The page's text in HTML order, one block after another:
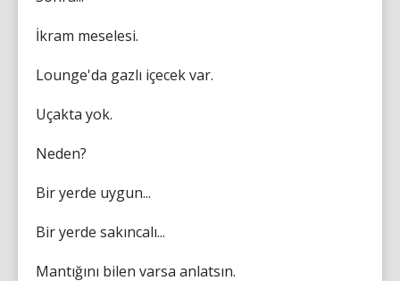
İkram meselesi.
Lounge'da gazlı içecek var.
Uçakta yok.
Neden?
Bir yerde uygun...
Bir yerde sakıncalı...
Mantığını bilen varsa anlatsın.